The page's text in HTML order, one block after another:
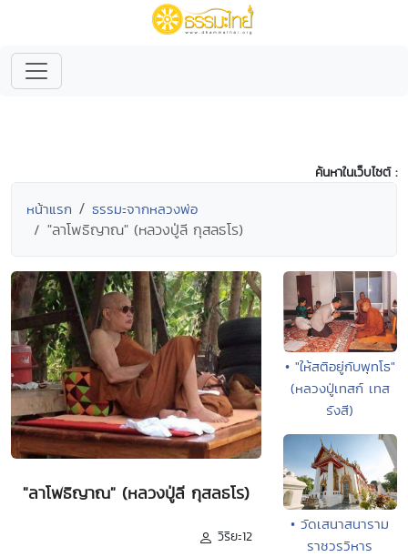
ค้นหาในเว็บไซต์ :
หน้าแรก ธรรมะจากหลวงพ่อ
"ลาโพธิญาณ" (หลวงปู่ลี กุสลธโร)
"ลาโพธิญาณ" (หลวงปู่ลี กุสลธโร)
วิริยะ12
• "ให้สติอยู่กับพุทโธ"
(หลวงปู่เทสก์ เทส
รังสี)
• วัดเสนาสนาราม
ราชวรวิหาร